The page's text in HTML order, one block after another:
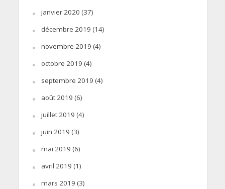
janvier 2020 (37)
décembre 2019 (14)
novembre 2019 (4)
octobre 2019 (4)
septembre 2019 (4)
août 2019 (6)
juillet 2019 (4)
juin 2019 (3)
mai 2019 (6)
avril 2019 (1)
mars 2019 (3)